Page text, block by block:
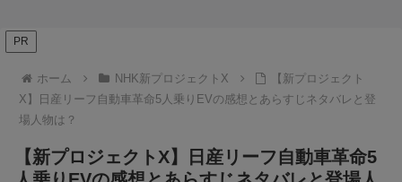
PR
ホーム NHK新プロジェクトX
【新プロジェクト
X】日産リーフ自動車革命5人乗りEVの感想とあらすじネタバレと登
場人物は？
【新プロジェクトX】日産リーフ自動車革命5